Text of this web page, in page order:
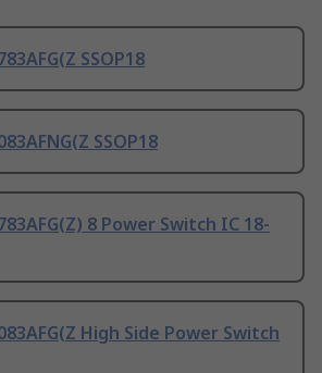
SSOP18
SSOP18
8 Power Switch IC 18-
High Side Power Switch